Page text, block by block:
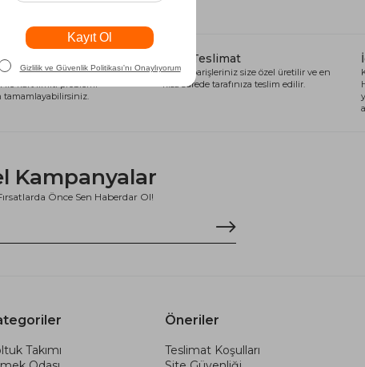
Kredisi
anında alışveriş kredisi
ile kart limiti problemi
tamamlayabilirsiniz.
Hızlı Teslimat
Tüm siparişleriniz size özel üretilir ve en
kısa sürede tarafınıza teslim edilir.
Kampanyalar
Önce Sen Haberdar Ol!
Takımı
Öneriler
Teslimat Koşulları